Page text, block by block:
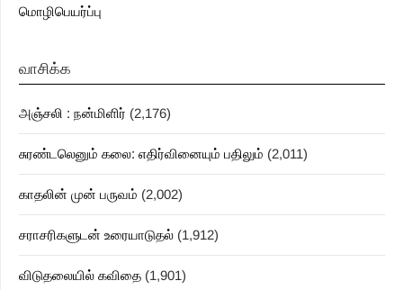
மொழிபெயர்ப்பு
வாசிக்க
அஞ்சலி : நன்மிளிர் (2,176)
சுரண்டலெனும் கலை: எதிர்வினையும் பதிலும் (2,011)
காதலின் முன் பருவம் (2,002)
சராசரிகளுடன் உரையாடுதல் (1,912)
விடுதலையில் கவிதை (1,901)